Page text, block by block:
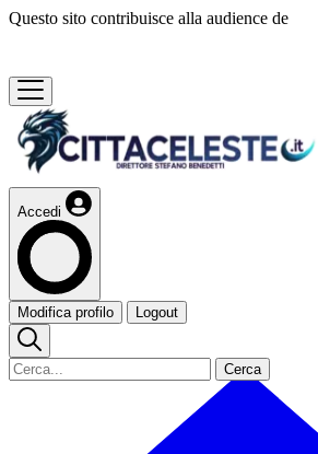
Questo sito contribuisce alla audience de
Accedi
Modifica profilo Logout
Cerca